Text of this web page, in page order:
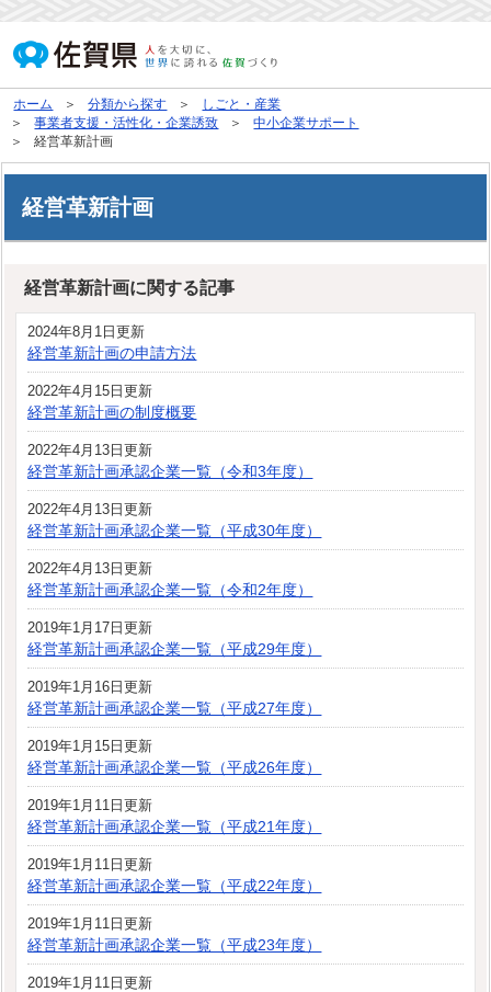
ホーム 分類から探す
しごと・産業
事業者支援・活性化・企業誘致
中小企業サポート
経営革新計画
経営革新計画
経営革新計画に関する記事
2024年8月1日更新
経営革新計画の申請方法
2022年4月15日更新
経営革新計画の制度概要
2022年4月13日更新
経営革新計画承認企業一覧（令和3年度）
2022年4月13日更新
経営革新計画承認企業一覧（平成30年度）
2022年4月13日更新
経営革新計画承認企業一覧（令和2年度）
2019年1月17日更新
経営革新計画承認企業一覧（平成29年度）
2019年1月16日更新
経営革新計画承認企業一覧（平成27年度）
2019年1月15日更新
経営革新計画承認企業一覧（平成26年度）
2019年1月11日更新
経営革新計画承認企業一覧（平成21年度）
2019年1月11日更新
経営革新計画承認企業一覧（平成22年度）
2019年1月11日更新
経営革新計画承認企業一覧（平成23年度）
2019年1月11日更新